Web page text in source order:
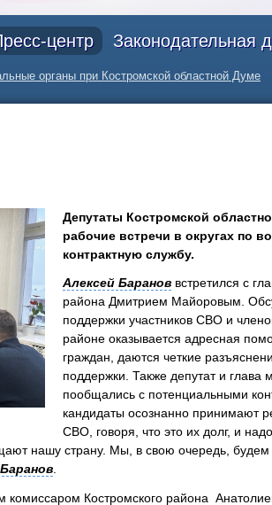
центр Законодательная
органы при Костромской областной Думе
Депутаты Костромской
рабочие встречи в округах по
контрактную службу.
Алексей Баранов встретился с
района Дмитрием Майоровым.
поддержки участников СВО и
районе оказывается адресная
граждан, даются четкие
поддержки. Также депутат и глава
пообщались с потенциальными
кандидаты осознанно принимают
СВО, говоря, что это их долг, и
нашу страну. Мы, в свою очередь, будем
комиссаром Костромского района